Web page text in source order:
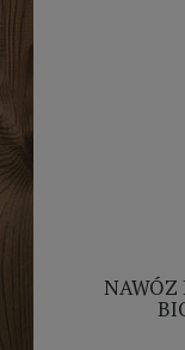
NAWÓZ